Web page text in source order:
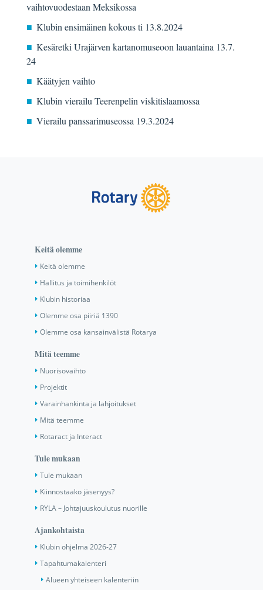
vaihtovuodestaan Meksikossa
Klubin ensimäinen kokous ti 13.8.2024
Kesäretki Urajärven kartanomuseoon lauantaina 13.7.
24
Käätyjen vaihto
Klubin vierailu Teerenpelin viskitislaamossa
Vierailu panssarimuseossa 19.3.2024
Keitä olemme
Keitä olemme
Hallitus ja toimihenkilöt
Klubin historiaa
Olemme osa piiriä 1390
Olemme osa kansainvälistä Rotarya
Mitä teemme
Nuorisovaihto
Projektit
Varainhankinta ja lahjoitukset
Mitä teemme
Rotaract ja Interact
Tule mukaan
Tule mukaan
Kiinnostaako jäsenyys?
RYLA – Johtajuuskoulutus nuorille
Ajankohtaista
Klubin ohjelma 2026-27
Tapahtumakalenteri
Alueen yhteiseen kalenteriin